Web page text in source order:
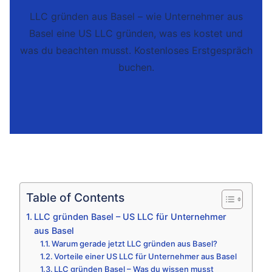
LLC gründen aus Basel – wie Unternehmer aus
Basel eine US LLC gründen, was es kostet und
was du beachten musst. Kostenloses Erstgespräch
buchen.
Table of Contents
LLC gründen Basel – US LLC für Unternehmer
aus Basel
Warum gerade jetzt LLC gründen aus Basel?
Vorteile einer US LLC für Unternehmer aus Basel
LLC gründen Basel – Was du wissen musst